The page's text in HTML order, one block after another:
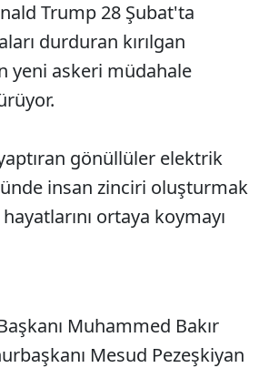
Trump 28 Şubat'ta
durduran kırılgan
yeni askeri müdahale
gönüllüler elektrik
insan zinciri oluşturmak
ortaya koymayı
Muhammed Bakır
Mesud Pezeşkiyan